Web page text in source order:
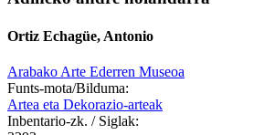
Ortiz Echagüe, Antonio
Arabako Arte Ederren Museoa
Funts-mota/Bilduma:
Artea eta Dekorazio-arteak
Inbentario-zk. / Siglak: